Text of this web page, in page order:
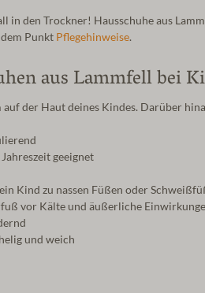
den Trockner! Hausschuhe aus
Punkt Pflegehinweise.
aus Lammfell bei
der Haut deines Kindes. Darüber
geeignet
Kind zu nassen Füßen oder
vor Kälte und äußerliche
und weich